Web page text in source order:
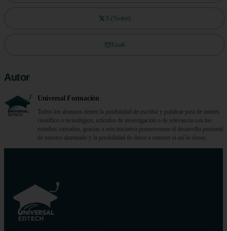
X (Twitter)
Email
Autor
Universal Formación
Todos los alumnos tienen la posibilidad de escribir y publicar post de interés
científico o tecnológico, artículos de investigación o de relevancia con los
estudios cursados, gracias a esta iniciativa promovemos el desarrollo personal
de nuestro alumnado y la posibilidad de darse a conocer si así lo desea.